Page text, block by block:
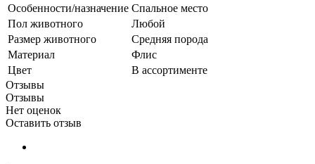
Особенности/назначение Спальное место
Пол животного
Любой
Размер животного
Средняя порода
Материал
Флис
Цвет
В ассортименте
Отзывы
Отзывы
Нет оценок
Оставить отзыв